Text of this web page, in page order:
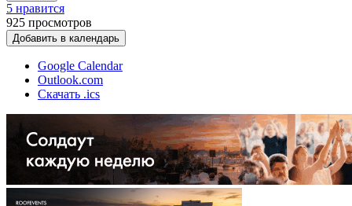
5 нравится
925 просмотров
Добавить в календарь
Google Calendar
Outlook.com
Скачать .ics